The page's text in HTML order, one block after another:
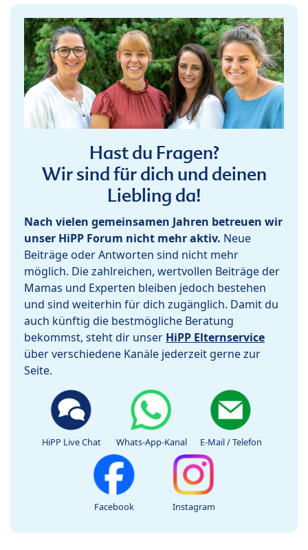
Hast du Fragen?
Wir sind für dich und deinen
Liebling da!
Nach vielen gemeinsamen Jahren betreuen wir
unser HiPP Forum nicht mehr aktiv. Neue
Beiträge oder Antworten sind nicht mehr
möglich. Die zahlreichen, wertvollen Beiträge der
Mamas und Experten bleiben jedoch bestehen
und sind weiterhin für dich zugänglich. Damit du
auch künftig die bestmögliche Beratung
bekommst, steht dir unser HiPP Elternservice
über verschiedene Kanäle jederzeit gerne zur
Seite.
HiPP Live Chat Whats-App-Kanal E-Mail / Telefon
Facebook Instagram